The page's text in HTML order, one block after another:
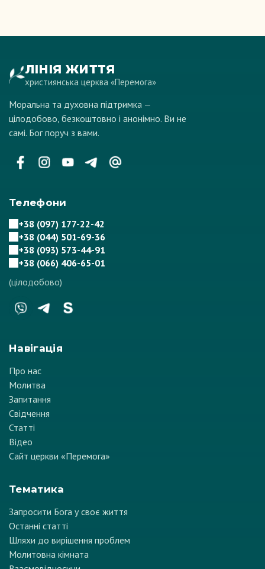
ЛІНІЯ ЖИТТЯ
християнська церква «Перемога»
Моральна та духовна підтримка —
цілодобово, безкоштовно і анонімно. Ви не
самі. Бог поруч з вами.
Телефони
+38 (097) 177-22-42
+38 (044) 501-69-36
+38 (093) 573-44-91
+38 (066) 406-65-01
(цілодобово)
Навігація
Про нас
Молитва
Запитання
Свідчення
Статті
Відео
Сайт церкви «Перемога»
Тематика
Запросити Бога у своє життя
Останні статті
Шляхи до вирішення проблем
Молитовна кімната